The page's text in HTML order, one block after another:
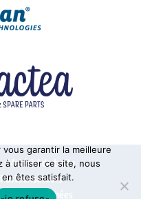
Matériel de traite
Pasteurisateurs
Pièces détachées
garantir la meilleure
à utiliser ce site, nous
êtes satisfait.